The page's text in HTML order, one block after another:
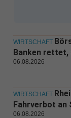
WIRTSCHAFT
Banken
06.08.2026
WIRTSCHAFT
Fahrverbot an
06.08.2026